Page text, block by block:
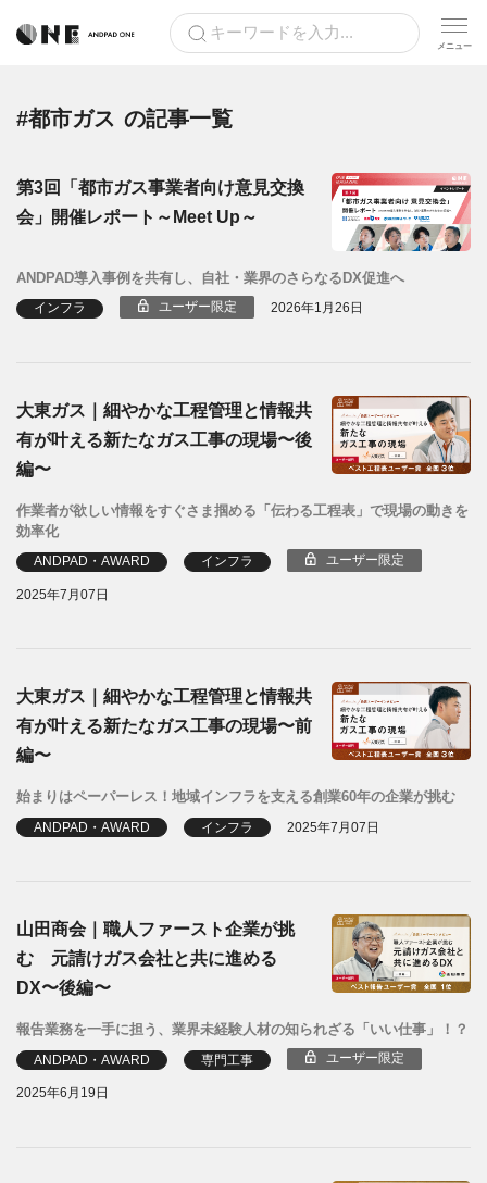
#都市ガス の記事一覧
第3回「都市ガス事業者向け意見交換
会」開催レポート～Meet Up～
ANDPAD導入事例を共有し、自社・業界のさらなるDX促進へ
インフラ ユーザー限定 2026年1月26日
大東ガス｜細やかな工程管理と情報共
有が叶える新たなガス工事の現場〜後
編〜
作業者が欲しい情報をすぐさま掴める「伝わる工程表」で現場の動きを
効率化
ANDPAD・AWARD インフラ ユーザー限定
2025年7月07日
大東ガス｜細やかな工程管理と情報共
有が叶える新たなガス工事の現場〜前
編〜
始まりはペーパーレス！地域インフラを支える創業60年の企業が挑む
ANDPAD・AWARD インフラ 2025年7月07日
山田商会｜職人ファースト企業が挑
む 元請けガス会社と共に進める
DX〜後編〜
報告業務を一手に担う、業界未経験人材の知られざる「いい仕事」！？
ANDPAD・AWARD 専門工事 ユーザー限定
2025年6月19日